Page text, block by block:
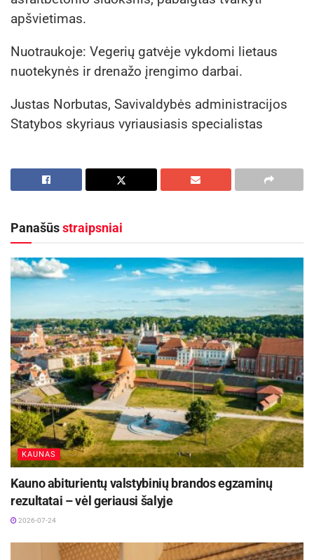
apšvietimas.
Nuotraukoje: Vegerių gatvėje vykdomi lietaus
nuotekynės ir drenažo įrengimo darbai.
Justas Norbutas, Savivaldybės administracijos
Statybos skyriaus vyriausiasis specialistas
Panašūsstraipsniai
KAUNAS
Kauno abiturientų valstybinių brandos egzaminų
rezultatai – vėl geriausi šalyje
2026-07-24